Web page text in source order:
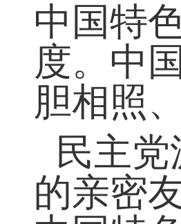
第三
第十
中国特
度。中
胆相照